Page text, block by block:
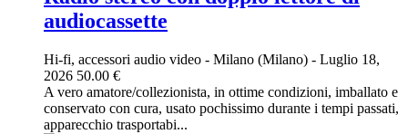
audiocassette
Hi-fi, accessori audio video - Milano (Milano) - Luglio 18,
2026 50.00 €
A vero amatore/collezionista, in ottime condizioni, imballato e
conservato con cura, usato pochissimo durante i tempi passati,
apparecchio trasportabi...